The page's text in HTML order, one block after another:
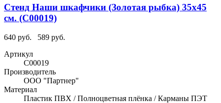
Стенд Наши шкафчики (Золотая рыбка) 35х45
см. (С00019)
640 руб.
589 руб.
Артикул
С00019
Производитель
ООО "Партнер"
Материал
Пластик ПВХ / Полноцветная плёнка / Карманы ПЭТ